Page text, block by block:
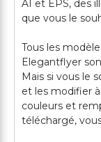
AI et EPS, des
que vous le
Tous les
Elegantflyer
Mais si vous le
et les modifier
couleurs et
téléchargé,